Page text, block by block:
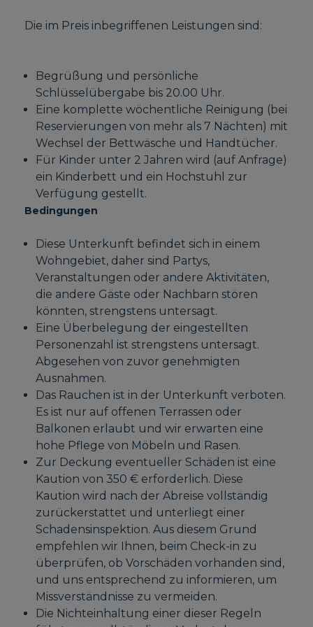
Die im Preis inbegriffenen Leistungen sind:
Begrüßung und persönliche
Schlüsselübergabe bis 20.00 Uhr.
Eine komplette wöchentliche Reinigung (bei
Reservierungen von mehr als 7 Nächten) mit
Wechsel der Bettwäsche und Handtücher.
Für Kinder unter 2 Jahren wird (auf Anfrage)
ein Kinderbett und ein Hochstuhl zur
Verfügung gestellt.
Bedingungen
Diese Unterkunft befindet sich in einem
Wohngebiet, daher sind Partys,
Veranstaltungen oder andere Aktivitäten,
die andere Gäste oder Nachbarn stören
könnten, strengstens untersagt.
Eine Überbelegung der eingestellten
Personenzahl ist strengstens untersagt.
Abgesehen von zuvor genehmigten
Ausnahmen.
Das Rauchen ist in der Unterkunft verboten.
Es ist nur auf offenen Terrassen oder
Balkonen erlaubt und wir erwarten eine
hohe Pflege von Möbeln und Rasen.
Zur Deckung eventueller Schäden ist eine
Kaution von 350 € erforderlich. Diese
Kaution wird nach der Abreise vollständig
zurückerstattet und unterliegt einer
Schadensinspektion. Aus diesem Grund
empfehlen wir Ihnen, beim Check-in zu
überprüfen, ob Vorschäden vorhanden sind,
und uns entsprechend zu informieren, um
Missverständnisse zu vermeiden.
Die Nichteinhaltung einer dieser Regeln